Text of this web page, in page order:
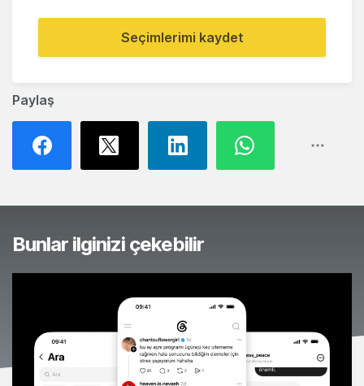
Paylaş
Seçimlerimi kaydet
Bunlar ilginizi çekebilir